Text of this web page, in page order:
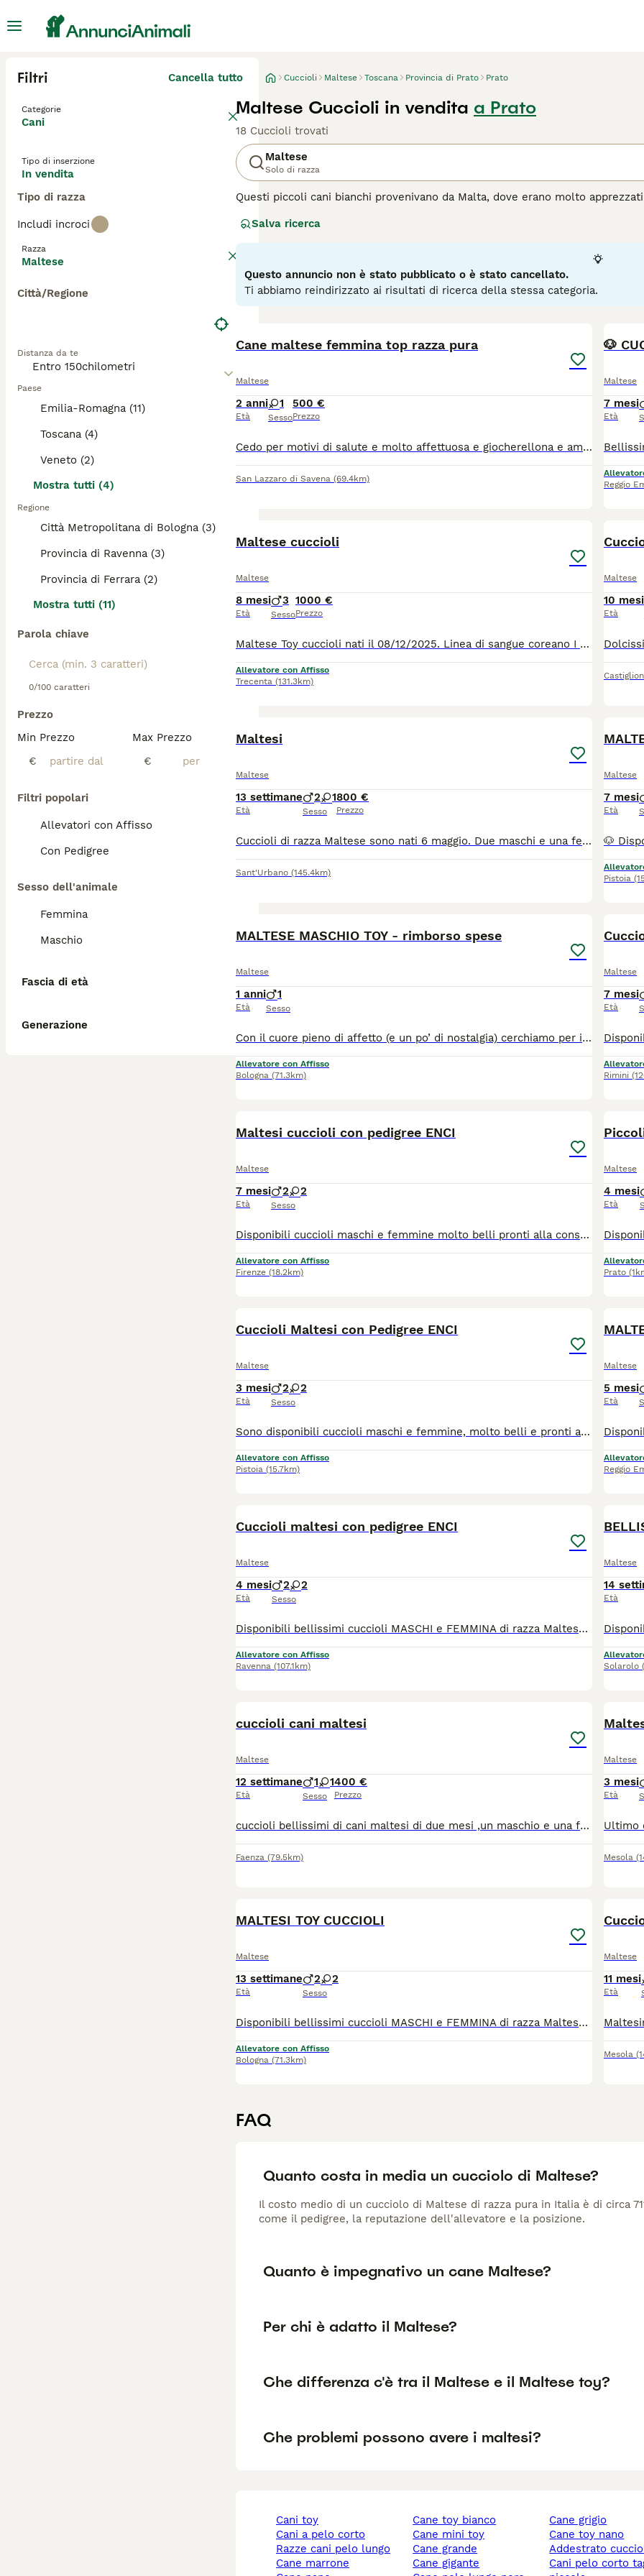
Filtri Cancella tutto
Categorie
Cani
Tipo di inserzione
In vendita
Tipo di razza
Includi incroci
Razza
Maltese
Città/Regione
Distanza da te
Paese
Emilia-Romagna (11)
Toscana (4)
Veneto (2)
Mostra tutti (4)
Regione
Città Metropolitana di Bologna (3)
Provincia di Ravenna (3)
Provincia di Ferrara (2)
Mostra tutti (11)
Parola chiave
0/100 caratteri
Prezzo
Min Prezzo
€
Max Prezzo
€
Filtri popolari
Allevatori con Affisso
Con Pedigree
Sesso dell'animale
Femmina
Maschio
Fascia di età
Generazione
Cuccioli Maltese Toscana Provincia di Prato Prato
Maltese Cuccioli in vendita a Prato
18 Cuccioli trovati
Maltese
Solo di razza
Questi piccoli cani bianchi provenivano da Malta, dove erano molto
cane affascinante, estremamente leale e affettuoso. Nonostante la sua
Leggi la nostra pagina di consigli sul Maltese per informazioni su questa razza
Salva ricerca
Questo annuncio non è stato pubblicato o è stato cancellato.
Ti abbiamo reindirizzato ai risultati di ricerca della stessa categoria.
Cane maltese femmina top razza pura
Maltese
2 anni
Età
1
Sesso
500 €
Prezzo
Cedo per motivi di salute e molto affettuosa e giocherellona e amante dei bambini vorrei famiglia amante animali
San Lazzaro di Savena (69.4km)
🐶
Maltese
7 mesi
Età
Reggio
Maltese cuccioli
Maltese
8 mesi
Età
3
Sesso
1000 €
Prezzo
Maltese Toy cuccioli nati il 08/12/2025. Linea di sangue coreano I nostri cuccioli vengono consegnati con : - Vermifugo fatto - Antiparassitari interni ed esterni fatti - due vaccini - Microchip - Libretto sanitario - Certificato di buona salute da parte del veterinario - Abituati a sporcare su la traversina - Ben socializzati - Abc del cucciolo - Cibo per i primi tempi - Prima toilettatura fatta - Certificato del deposito del campione biologico dei genitori - Certificato del grado di lussazione della rotula dei genitori - Albero genealogico dell'allevamento Su richiesta possiamo consegnare i cuccioli in tutta Italia e all'estero.
Allevatore con Affisso
Trecenta (131.3km)
Maltese
10 mesi
Età
Maltesi
Maltese
13 settimane
Età
2 1
Sesso
800 €
Prezzo
Cuccioli di razza Maltese sono nati 6 maggio. Due maschi e una femmina. Saranno disponibili 1 agosto con la vaccinazione completa. Contattatemi per altra informazione e foto dei cuccioli e genitori. Invito volentieri a casa nostra per vederli meglio. Solo chi è interessato davvero.
Sant'Urbano (145.4km)
Maltese
7 mesi
Età
Pistoia
MALTESE MASCHIO TOY - rimborso spese
Maltese
1 anni
Età
1
Sesso
Con il cuore pieno di affetto (e un po’ di nostalgia) cerchiamo per il nostro dolcissimo Maltese una famiglia speciale che lo ami davvero. 💖 Inizialmente pensato come futuro papà dei nostri cuccioli, la vita ha deciso per noi un’altra strada… e ora il nostro piccolo merita di trovare una casa tutta sua, piena di carezze, coccole e sorrisi. ✨ Chi è lui: Razza: Maltese Età: 11 mesi Carattere: un tesoro di cane, dolce, socievole e affettuoso. Ama il contatto umano e sa donare amore in ogni sguardo. È il compagno perfetto per chi vuole un amico fedele e tenero. Salute: ottima! Vaccinazioni complete, microchip, sverminazioni, libretto sanitario e pedigree ENCI. 📍 Dove si trova: Solarolo (RA), vicino a Imola 📞 Contatti:3386303108 💰 È richiesto un rimborso spese Il nostro sogno più grande è che trovi qualcuno che lo ami come noi lo amiamo, una famiglia che sappia riempire la sua vita di carezze, giochi e calore. 🐾❤️
Allevatore con Affisso
Bologna (71.3km)
Maltese
7 mesi
Età
Rimini
Maltesi cuccioli con pedigree ENCI
Maltese
7 mesi
Età
2 2
Sesso
Disponibili cuccioli maschi e femmine molto belli pronti alla consegna alla nuova famiglia. I cuccioli che noi proponiamo sono tutti nati rigorosamente presso il nostro allevamento riconosciuto ENCI e FCI di cui sono visibili i genitori. I cani vengono consegnati dopo i 3 mesi di età con: ✔️ Pedigree ENCI e documentazione sanitaria completa ✔️Microchip inserito, quindi già iscritto all'anagrafe canina ✔️ Ciclo di vaccinazioni completo ✔️ Sverminazione ✔️ Libretto sanitario ✔️ Abituati a fare i bisogni sulla traversina assorbente ✔️Mangiano crocchette secche 📍 Vieni a conoscerci: Allevamento della Famiglia Contarini Solarolo (RA) – Emilia Romagna 📞 Contattaci per maggiori informazioni, prezzi e per fissare una visita Visite tutti i giorni previo appuntamento 📱3386303108 (Se il numero non è visibile, clicca in alto a destra su “Mostra numero”) 🌐www.canimaltesi.it ➡️ INSTAGRAM: @allevamentofamigliacontarini
Allevatore con Affisso
Firenze (18.2km)
Maltese
4 mesi
Età
Prato
Cuccioli Maltesi con Pedigree ENCI
Maltese
3 mesi
Età
2 2
Sesso
Sono disponibili cuccioli maschi e femmine, molto belli e pronti a raggiungere la loro nuova famiglia! Tutti i nostri cuccioli nascono esclusivamente presso il nostro allevamento riconosciuto ENCI e FCI, dove sono visibili anche i genitori. I cuccioli vengono consegnati dopo i 3 mesi di età con: ✔️ Pedigree ENCI e documentazione sanitaria completa ✔️ Microchip inserito e già registrato all’anagrafe canina ✔️ Ciclo vaccinale completo ✔️ Trattamenti di sverminazione effettuati ✔️ Libretto sanitario personale ✔️ Abituati a fare i bisogni sulla traversina assorbente ✔️ Svezzati e alimentati con crocchette secche di qualità 📍 Vieni a conoscerci! Noi siamo l'Allevamento della famiglia Contarini e ci troviamo a Solarolo in Emilia Romagna... molto vicino a Imola! Puoi vedere dove siamo scrivendo su Google Maps" Allevamento famiglia Contarini" 🏡 Visite in allevamento tutti i giorni PREVIO APPUNTAMENTO TELEFONICO! 🚚 CONSEGNE in tutta Italia. 💳 Possibilità di pagamento in comode RATE. Contattaci per maggiori informazioni! 📞 TEL. 3 3 8 6 3 0 3 1 0 8 (Se il numero non è visibile, clicca in alto a destra su “Mostra numero”) 🌐 SITO www.canimaltesi.it 📸 INSTAGRAM: @allevamentofamigliacontarini
Allevatore con Affisso
Pistoia (15.7km)
Maltese
5 mesi
Età
Reggio
Cuccioli maltesi con pedigree ENCI
Maltese
4 mesi
Età
2 2
Sesso
Disponibili bellissimi cuccioli MASCHI e FEMMINA di razza Maltese. I nostri cuccioli sono nati presso il nostro allevamento riconosciuto ENCI e FCI in ambiente sano e curato. In allevamento dove potrete anche vedere e conoscere i genitori. Ogni cucciolo viene consegnato dai 3 mesi di età con: ✔️ Pedigree ENCI (fondamentale per certificare la razza, l'allevatore e garantire che non siano consanguinei) ✔️Microchip inserito, quindi già iscritto all'anagrafe canina ✔️Vaccinazioni complete ✔️Sverminazione effettuata ✔️ Libretto sanitario ✔️Abituati a fare i bisogni sulla traversina assorbente ✔️ Mangiano crocchette secche 📍 Vieni a conoscerci 👉 Noi siamo l’Allevamento della Famiglia Contarini e ci troviamo a Solarolo in Emilia Romagna... molto vicino a Imola! 🏡 Visite in allevamento tutti i giorni PREVIO APPUNTAMENTO TELEFONICO! 🚚 CONSEGNE in tutta Italia. 💳 Possibilità di pagamento in comode RATE. Contattaci per maggiori informazioni! 📞 TEL. 3 3 8 6 3 0 3 1 0 8 (Se il numero non è visibile, clicca in alto a destra su “Mostra numero”) 🌐 SITO www.canimaltesi.it 📸 INSTAGRAM: @allevamentofamigliacontarini
Allevatore con Affisso
Ravenna (107.1km)
Maltese
14
Età
Solarolo
cuccioli cani maltesi
Maltese
12 settimane
Età
1 1
Sesso
400 €
Prezzo
cuccioli bellissimi di cani maltesi di due mesi ,un maschio e una femmina. per altre info contattatemi in privato. prezzo leggermente trattabile.
Faenza (79.5km)
Maltese
3 mesi
Età
Mesola
MALTESI TOY CUCCIOLI
Maltese
13 settimane
Età
2 2
Sesso
Disponibili bellissimi cuccioli MASCHI e FEMMINA di razza Maltese. I nostri cuccioli sono nati presso il nostro allevamento riconosciuto ENCI e FCI in ambiente sano e curato. In allevamento dove potrete anche vedere e conoscere i genitori. Ogni cucciolo viene consegnato dai 3 mesi di età con: ✔️ Pedigree ENCI (fondamentale per certificare la razza, l'allevatore e garantire che non siano consanguinei) ✔️Microchip inserito, quindi già iscritto all'anagrafe canina ✔️Vaccinazioni complete ✔️Sverminazione effettuata ✔️ Libretto sanitario ✔️Abituati a fare i bisogni sulla traversina assorbente ✔️ Mangiano crocchette secche 📍 Vieni a conoscerci 👉 Noi siamo l’Allevamento della Famiglia Contarini e ci troviamo a Solarolo in Emilia Romagna... molto vicino a Imola! Distanze indicative: 40 minuti da Bologna 1 ora e 40 minuti da Firenze 1 ora e 40 minuti da Ancona 2 ore da Verona 2 ore e 50 minuti da Milano Per trovarci facilmente puoi cercare su Google Maps: "Allevamento famiglia Contarini" 🏡 Visite in allevamento tutti i giorni PREVIO APPUNTAMENTO TELEFONICO! 🚚 CONSEGNE in tutta Italia. 💳 Possibilità di pagamento in piccole COMODE RATE. Contattaci per maggiori informazioni! 📞 TEL. 3 3 8 6 3 0 3 1 0 8 (Se il numero non è visibile, clicca in alto a destra su “Mostra numero”) 🌐 SITO www.canimaltesi.it 📸 INSTAGRAM: @allevamentofamigliacontarini
Allevatore con Affisso
Bologna (71.3km)
Maltese
11 mesi
Età
Mesola
FAQ
Quanto costa in media un cucciolo di Maltese?
Il costo medio di un cucciolo di Maltese di razza pura in Italia è di circa
come il pedigree, la reputazione dell'allevatore e la posizione.
Quanto è impegnativo un cane Maltese?
Per chi è adatto il Maltese?
Che differenza c'è tra il Maltese e il Maltese toy?
Che problemi possono avere i maltesi?
cani toy
cani a pelo corto
razze cani pelo lungo
cane marrone
cane toy bianco
cane mini toy
cane grande
cane gigante
cane grigio
cane toy nano
addestrato
cani pelo corto taglia